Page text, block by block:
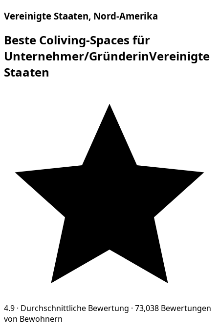
Vereinigte Staaten, Nord-Amerika
Beste Coliving-Spaces für
Unternehmer/GründerinVereinigte
Staaten
4.9 · Durchschnittliche Bewertung · 73,038 Bewertungen
von Bewohnern